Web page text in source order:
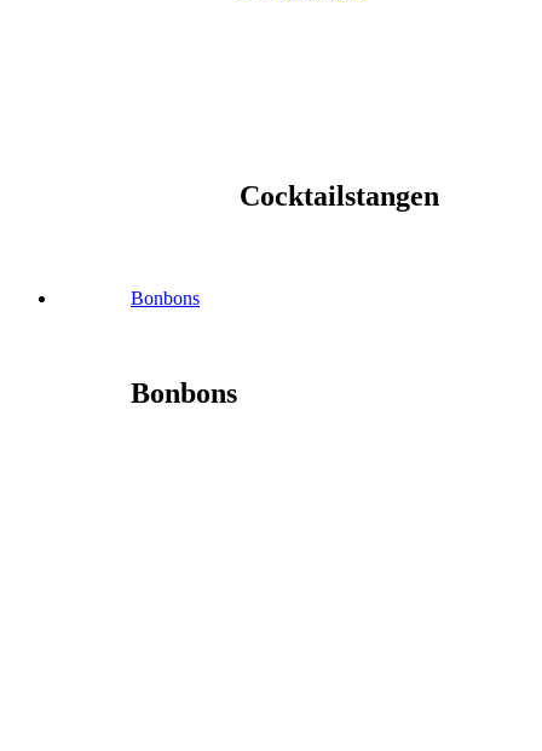
Cocktailstangen
Bonbons
Bonbons